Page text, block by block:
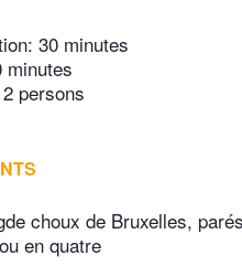
30 minutes
minutes
persons
choux de Bruxelles,
en quatre